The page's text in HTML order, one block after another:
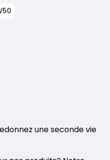
une seconde vie